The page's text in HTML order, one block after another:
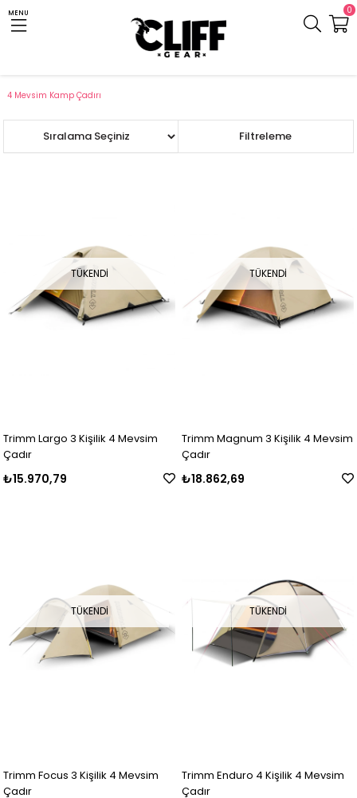
MENU 0
4 Mevsim Kamp Çadırı
Filtreleme
Sıralama
TÜKENDI
Trimm Largo 3 Kişilik 4 Mevsim
Çadır
₺15.970,79
TÜKENDI
Trimm Magnum 3 Kişilik 4 Mevsim
Çadır
₺18.862,69
TÜKENDI
Trimm Focus 3 Kişilik 4 Mevsim
Çadır
TÜKENDI
Trimm Enduro 4 Kişilik 4 Mevsim
Çadır